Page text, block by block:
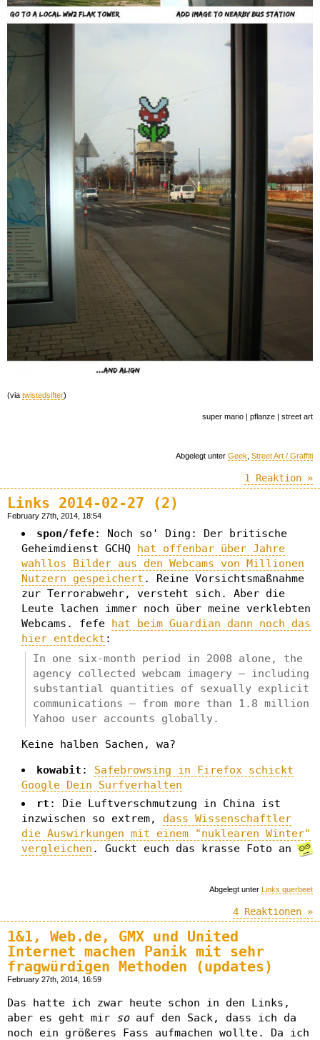
(via twistedsifter)
super mario | pflanze | street art
Abgelegt unter Geek, Street Art / Graffiti
1 Reaktion »
Links 2014-02-27 (2)
February 27th, 2014, 18:54
spon/fefe: Noch so' Ding: Der britische
Geheimdienst GCHQ hat offenbar über Jahre
wahllos Bilder aus den Webcams von Millionen
Nutzern gespeichert . Reine Vorsichtsmaßnahme
zur Terrorabwehr, versteht sich. Aber die
Leute lachen immer noch über meine verklebten
Webcams. fefe hat beim Guardian dann noch das
hier entdeckt :
In one six-month period in 2008 alone, the
agency collected webcam imagery – including
substantial quantities of sexually explicit
communications – from more than 1.8 million
Yahoo user accounts globally.
Keine halben Sachen, wa?
kowabit : Safebrowsing in Firefox schickt
Google Dein Surfverhalten
rt : Die Luftverschmutzung in China ist
inzwischen so extrem, dass Wissenschaftler
die Auswirkungen mit einem "nuklearen Winter"
vergleichen . Guckt euch das krasse Foto an
Abgelegt unter Links querbeet
4 Reaktionen »
1&1, Web.de, GMX und United
Internet machen Panik mit sehr
fragwürdigen Methoden (updates)
February 27th, 2014, 16:59
Das hatte ich zwar heute schon in den Links,
aber es geht mir soauf den Sack, dass ich da
noch ein größeres Fass aufmachen wollte. Da ich